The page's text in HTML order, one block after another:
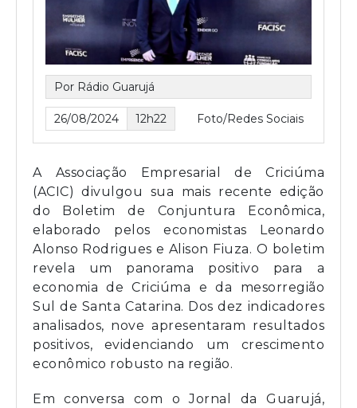
Por Rádio Guarujá
26/08/2024 12h22 Foto/Redes Sociais
A Associação Empresarial de Criciúma
(ACIC) divulgou sua mais recente edição
do Boletim de Conjuntura Econômica,
elaborado pelos economistas Leonardo
Alonso Rodrigues e Alison Fiuza. O boletim
revela um panorama positivo para a
economia de Criciúma e da mesorregião
Sul de Santa Catarina. Dos dez indicadores
analisados, nove apresentaram resultados
positivos, evidenciando um crescimento
econômico robusto na região.
Em conversa com o Jornal da Guarujá,